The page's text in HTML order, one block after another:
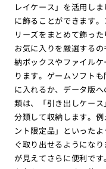
レイケース」を活用し
に飾ることができます
リーズをまとめて飾っ
お気に入りを厳選する
納ボックスやファイル
ります。ゲームソフト
に入れるか、データ版
類は、「引き出しケー
分類して収納します。
ント限定品」といった
ぐ取り出せるようにな
が見えてさらに便利です